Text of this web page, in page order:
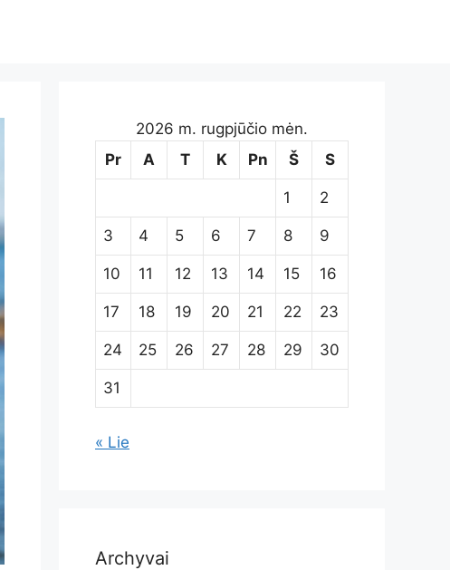
2026 m. rugpjūčio mėn.
Pr
A T K Pn Š S
1 2
3 4 5 6 7 8 9
10 11 12 13 14 15 16
17 18 19 20 21 22 23
24 25 26 27 28 29 30
31
« Lie
Archyvai